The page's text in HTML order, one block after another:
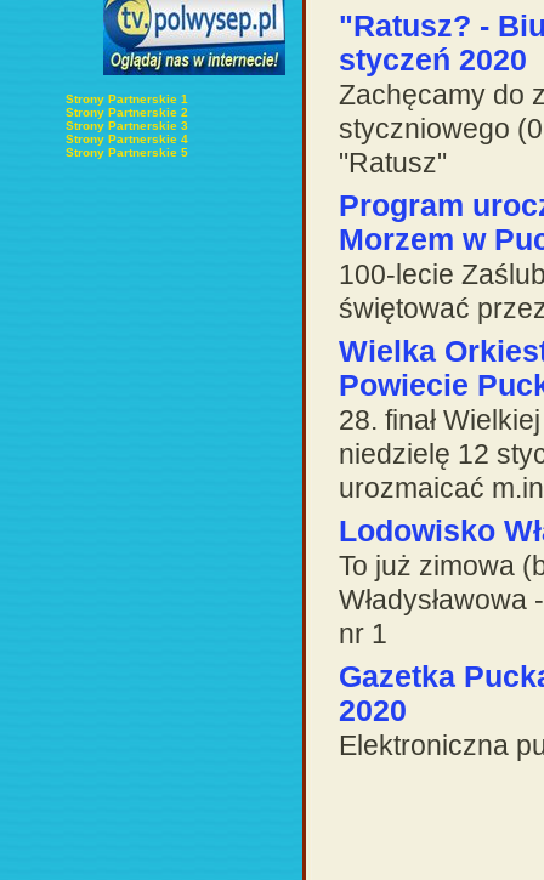
Strony Partnerskie 1
Strony Partnerskie 2
Strony Partnerskie 3
Strony Partnerskie 4
Strony Partnerskie 5
"Ratusz? -
styczeń 2020
Zachęcamy do
styczniowego
"Ratusz"
Program
Morzem w
100-lecie
świętować
Wielka
Powiecie
28. finał
niedzielę 12
urozmaicać
Lodowisko
To już zimowa
nr 1
Gazetka
2020
Elektroniczna